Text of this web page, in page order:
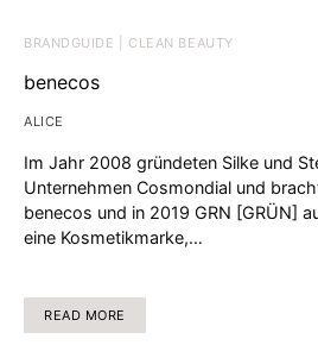
BRANDGUIDE | CLEAN BEAUTY
benecos
ALICE
Im Jahr 2008 gründeten Silke und
Unternehmen Cosmondial und
benecos und in 2019 GRN [GRÜN]
eine Kosmetikmarke,…
READ MORE